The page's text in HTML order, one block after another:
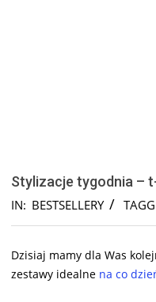
Stylizacje tygodnia –
IN: BESTSELLERY
Dzisiaj mamy dla Was
zestawy idealne na co